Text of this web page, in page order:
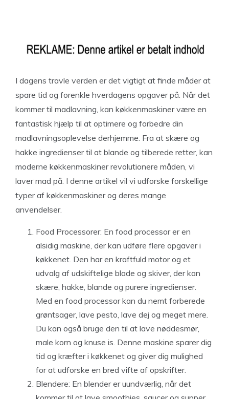
I dagens travle verden er det vigtigt at finde måder at
spare tid og forenkle hverdagens opgaver på. Når det
kommer til madlavning, kan køkkenmaskiner være en
fantastisk hjælp til at optimere og forbedre din
madlavningsoplevelse derhjemme. Fra at skære og
hakke ingredienser til at blande og tilberede retter, kan
moderne køkkenmaskiner revolutionere måden, vi
laver mad på. I denne artikel vil vi udforske forskellige
typer af køkkenmaskiner og deres mange
anvendelser.
Food Processorer: En food processor er en
alsidig maskine, der kan udføre flere opgaver i
køkkenet. Den har en kraftfuld motor og et
udvalg af udskiftelige blade og skiver, der kan
skære, hakke, blande og purere ingredienser.
Med en food processor kan du nemt forberede
grøntsager, lave pesto, lave dej og meget mere.
Du kan også bruge den til at lave nøddesmør,
male korn og knuse is. Denne maskine sparer dig
tid og kræfter i køkkenet og giver dig mulighed
for at udforske en bred vifte af opskrifter.
Blendere: En blender er uundværlig, når det